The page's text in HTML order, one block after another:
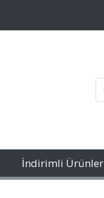
İndirimli Ürünler